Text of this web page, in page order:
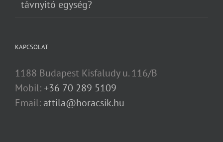
távnyitó egység?
KAPCSOLAT
1188 Budapest Kisfaludy u. 116/B
Mobil:+36 70 289 5109
Email: attila@horacsik.hu